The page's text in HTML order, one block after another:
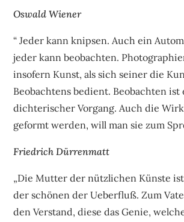
Oswald Wiener
“ Jeder kann knipsen. Auch ein
jeder kann beobachten.
insofern Kunst, als sich seiner die
Beobachtens bedient. Beobachten
dichterischer Vorgang. Auch die
geformt werden, will man sie zum
Friedrich Dürrenmatt
„Die Mutter der nützlichen Künste
der schönen der Ueberfluß. Zum
den Verstand, diese das Genie,